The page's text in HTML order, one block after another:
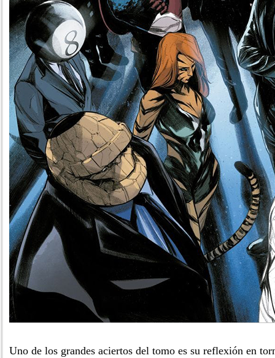
Uno de los grandes aciertos del tomo es su reflexión en